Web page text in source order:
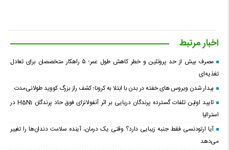
اخبار مرتبط
مصرف بیش از حد پروتئین و خطر کاهش طول عمر؛ ۵ راهکار متخصصان برای تعادل
تغذیه‌ای
بیدار شدن ویروس‌ های خفته در بدن با ابتلا به کرونا؛ کشف راز بزرگ کووید طولانی‌مدت
تایید اولین تلفات گسترده پرندگان دریایی بر اثر آنفولانزای فوق حاد پرندگان H5N1 در
استرالیا
آیا ارتودنسی فقط جنبه زیبایی دارد؟ وقتی یک درمان، آینده سلامت دندان‌ها را تغییر
می‌دهد